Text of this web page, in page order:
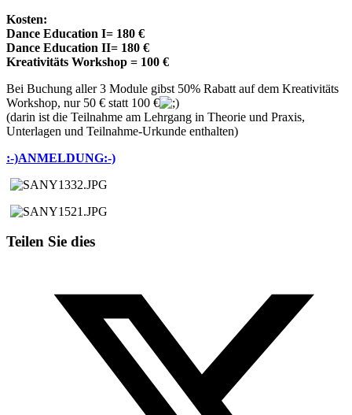
Kosten:
Dance Education I= 180 €
Dance Education II= 180 €
Kreativitäts Workshop = 100 €
Bei Buchung aller 3 Module gibst 50% Rabatt auf dem Kreativitäts
Workshop, nur 50 € statt 100 €
(darin ist die Teilnahme am Lehrgang in Theorie und Praxis,
Unterlagen und Teilnahme-Urkunde enthalten)
:-)ANMELDUNG:-)
Teilen Sie dies